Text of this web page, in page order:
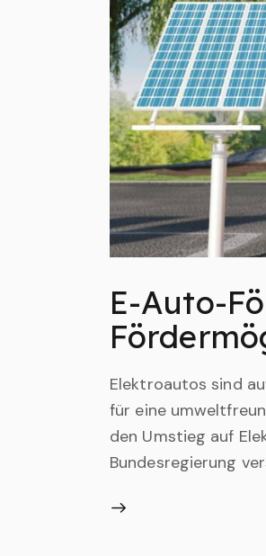
E-Auto-
Elektroautos sind
für eine
den Umstieg auf
Bundesregierung